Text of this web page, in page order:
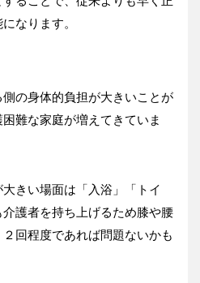
なります。
の身体的負担が大きいことが
難な家庭が増えてきていま
きい場面は「入浴」「トイ
護者を持ち上げるため膝や腰
回程度であれば問題ないかも